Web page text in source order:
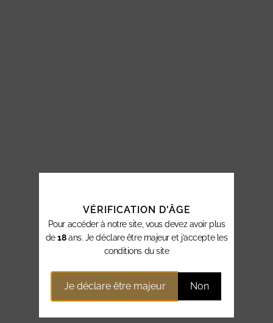
VÉRIFICATION D'ÂGE
Pour accéder à notre site, vous devez avoir plus
de18ans. Je déclare être majeur et j’accepte les
conditions du site
Je déclare être majeur Non